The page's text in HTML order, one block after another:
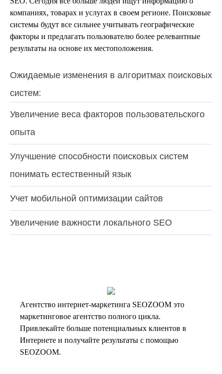
компаниях, товарах и услугах в своем регионе. Поисковые
системы будут все сильнее учитывать географические
факторы и предлагать пользователю более релевантные
результаты на основе их местоположения.
Ожидаемые изменения в алгоритмах поисковых
систем:
Увеличение веса факторов пользовательского
опыта
Улучшение способности поисковых систем
понимать естественный язык
Учет мобильной оптимизации сайтов
Увеличение важности локального SEO
Агентство интернет-маркетинга SEOZOOM это
маркетинговое агентство полного цикла.
Привлекайте больше потенциальных клиентов в
Интернете и получайте результаты с помощью
SEOZOOM.